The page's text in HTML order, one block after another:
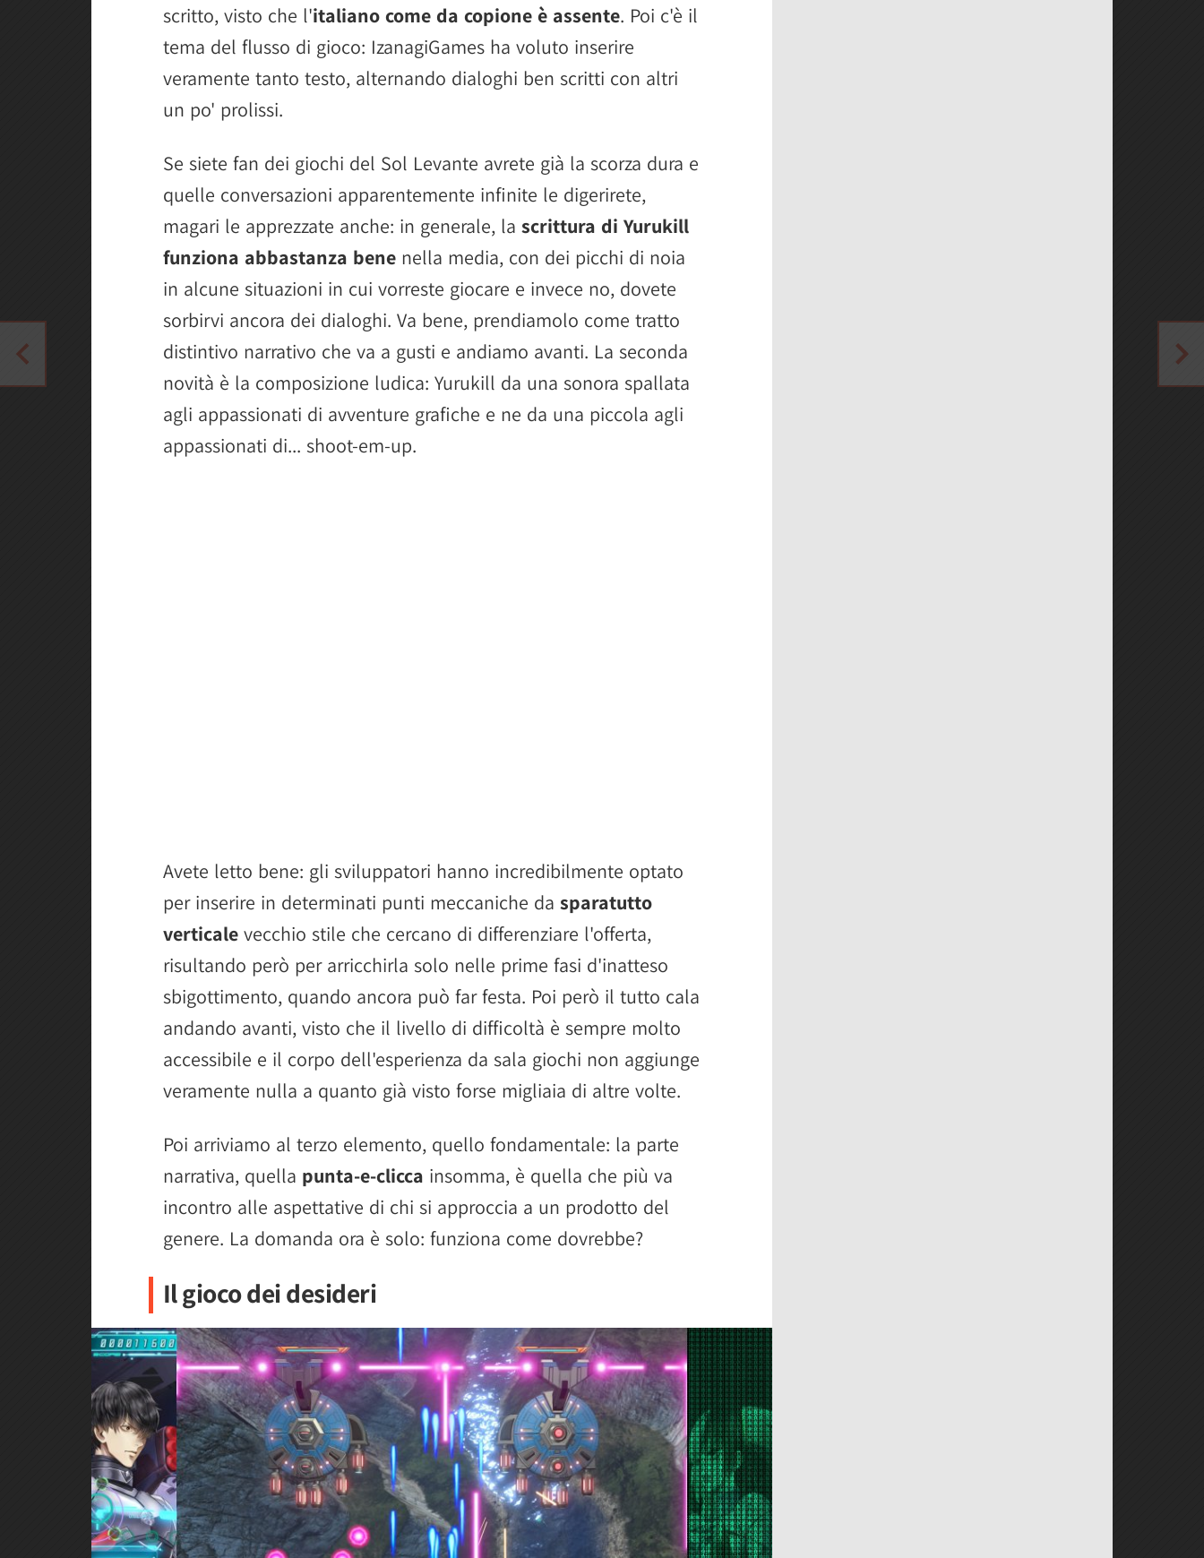
scritto, visto che l'italiano come da copione è assente. Poi c'è il
tema del flusso di gioco: IzanagiGames ha voluto inserire
veramente tanto testo, alternando dialoghi ben scritti con altri
un po' prolissi.
Se siete fan dei giochi del Sol Levante avrete già la scorza dura e
quelle conversazioni apparentemente infinite le digerirete,
magari le apprezzate anche: in generale, la scrittura di Yurukill
funziona abbastanza bene nella media, con dei picchi di noia
in alcune situazioni in cui vorreste giocare e invece no, dovete
sorbirvi ancora dei dialoghi. Va bene, prendiamolo come tratto
distintivo narrativo che va a gusti e andiamo avanti. La seconda
novità è la composizione ludica: Yurukill da una sonora spallata
agli appassionati di avventure grafiche e ne da una piccola agli
appassionati di... shoot-em-up.
Avete letto bene: gli sviluppatori hanno incredibilmente optato
per inserire in determinati punti meccaniche da sparatutto
verticale vecchio stile che cercano di differenziare l'offerta,
risultando però per arricchirla solo nelle prime fasi d'inatteso
sbigottimento, quando ancora può far festa. Poi però il tutto cala
andando avanti, visto che il livello di difficoltà è sempre molto
accessibile e il corpo dell'esperienza da sala giochi non aggiunge
veramente nulla a quanto già visto forse migliaia di altre volte.
Poi arriviamo al terzo elemento, quello fondamentale: la parte
narrativa, quella punta-e-clicca insomma, è quella che più va
incontro alle aspettative di chi si approccia a un prodotto del
genere. La domanda ora è solo: funziona come dovrebbe?
Il gioco dei desideri